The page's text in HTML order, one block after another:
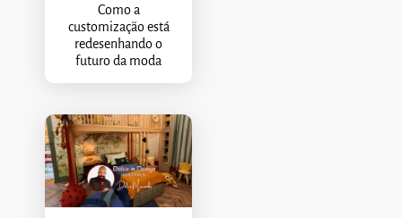
Como a
customização está
redesenhando o
futuro da moda